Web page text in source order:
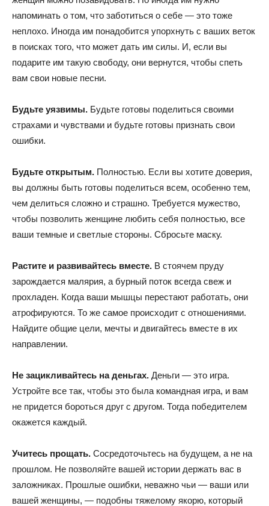
напоминать о том, что заботиться о себе — это тоже
неплохо. Иногда им понадобится упорхнуть с ваших веток
в поисках того, что может дать им силы. И, если вы
подарите им такую свободу, они вернутся, чтобы спеть
вам свои новые песни.
Будьте уязвимы. Будьте готовы поделиться своими
страхами и чувствами и будьте готовы признать свои
ошибки.
Будьте открытым. Полностью. Если вы хотите доверия,
вы должны быть готовы поделиться всем, особенно тем,
чем делиться сложно и страшно. Требуется мужество,
чтобы позволить женщине любить себя полностью, все
ваши темные и светлые стороны. Сбросьте маску.
Растите и развивайтесь вместе. В стоячем пруду
зарождается малярия, а бурный поток всегда свеж и
прохладен. Когда ваши мышцы перестают работать, они
атрофируются. То же самое происходит с отношениями.
Найдите общие цели, мечты и двигайтесь вместе в их
направлении.
Не зацикливайтесь на деньгах. Деньги — это игра.
Устройте все так, чтобы это была командная игра, и вам
не придется бороться друг с другом. Тогда победителем
окажется каждый.
Учитесь прощать. Сосредоточьтесь на будущем, а не на
прошлом. Не позволяйте вашей истории держать вас в
заложниках. Прошлые ошибки, неважно чьи — ваши или
вашей женщины, — подобны тяжелому якорю, который